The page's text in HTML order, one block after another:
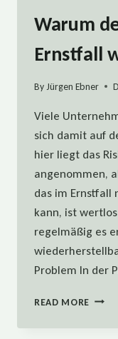
Warum
Ernstfall
ByJürgen Ebner
Viele
sich damit auf
hier liegt das
angenommen,
das im
kann, ist
regelmäßig es
Problem In der
READ MORE